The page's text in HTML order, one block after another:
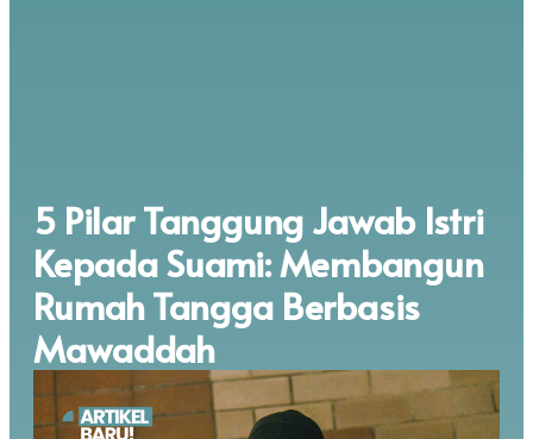
5 Pilar Tanggung Jawab Istri
Kepada Suami: Membangun
Rumah Tangga Berbasis
Mawaddah